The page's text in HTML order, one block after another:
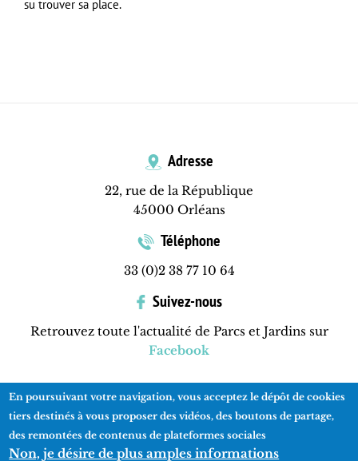
su trouver sa place.
Adresse
22, rue de la République
45000 Orléans
Téléphone
33 (0)2 38 77 10 64
Suivez-nous
Retrouvez toute l'actualité de Parcs et Jardins sur
Facebook
Contactez-nous Mentions légales Plan du site
En poursuivant votre navigation, vous acceptez le dépôt de cookies
tiers destinés à vous proposer des vidéos, des boutons de partage,
des remontées de contenus de plateformes sociales
Non, je désire de plus amples informations